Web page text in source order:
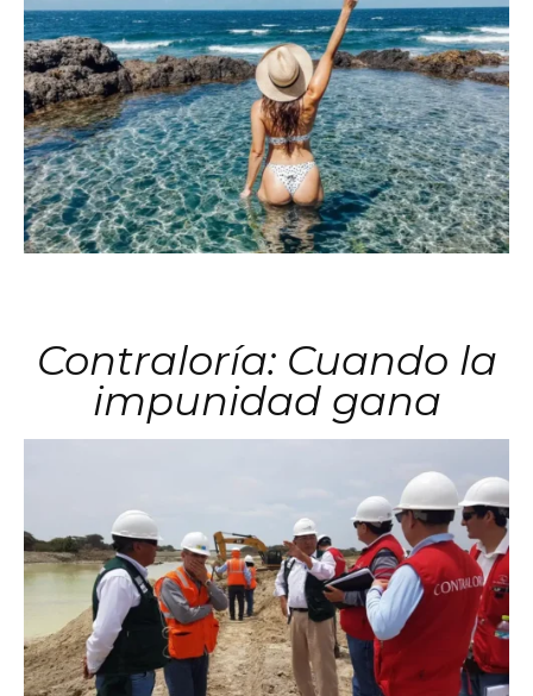
Contraloría: Cuando la
impunidad gana